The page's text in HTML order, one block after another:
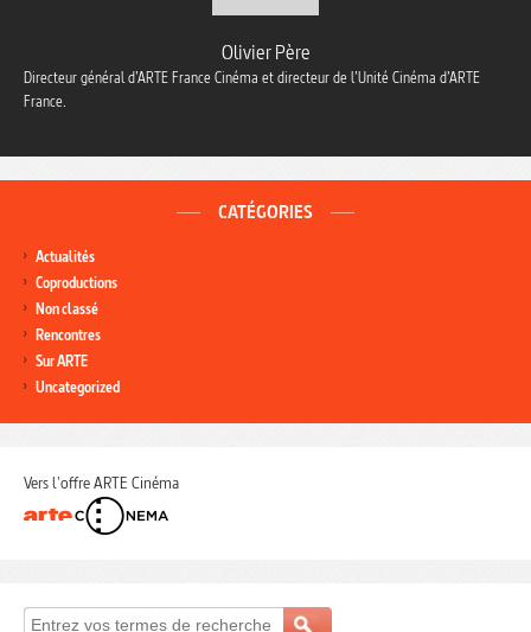
Olivier Père
Directeur général d’ARTE France Cinéma et directeur de l’Unité Cinéma d’ARTE
France.
CATÉGORIES
Actualités
Coproductions
Non classé
Rencontres
Sur ARTE
Uncategorized
Vers l'offre ARTE Cinéma